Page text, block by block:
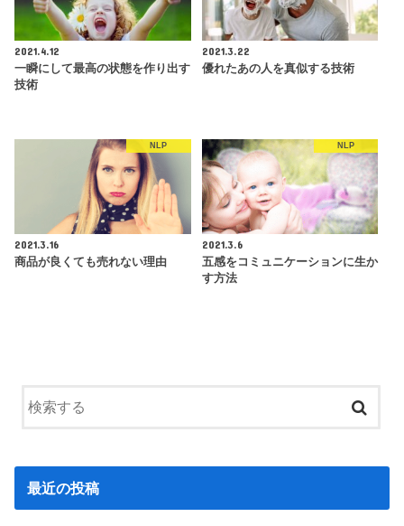
2021.4.12
一瞬にして最高の状態を作り出す
技術
2021.3.22
優れたあの人を真似する技術
NLP
2021.3.16
商品が良くても売れない理由
NLP
2021.3.6
五感をコミュニケーションに生か
す方法
最近の投稿